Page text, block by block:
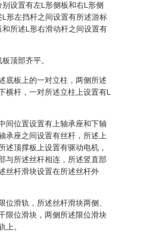
设置有左L形侧板和右L形侧
形左挡杆之间设置有所述游标
所述L形右滑动杆之间设置有
顶部齐平。
底板上的一对立柱，两侧所述
横杆，一对所述立柱上设置有L
间位置设置有上轴承座和下轴
承座之间设置有丝杆，所述上
述顶撑板上设置有驱动电机，
与所述丝杆相连，所述竖直部
丝杆滑块设置在所述丝杆外
位滑轨，所述丝杆滑块两侧、
限位滑块，两侧所述限位滑块
上。